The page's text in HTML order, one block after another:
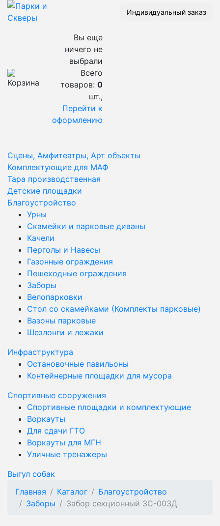
Индивидуальный заказ
Вы еще
ничего не
выбрали
Всего
товаров: 0
шт.,
Перейти к
оформлению
Сцены, Амфитеатры, Арт объекты
Комплектующие для МАФ
Тара производственная
Детские площадки
Благоустройство
Урны
Скамейки и парковые диваны
Качели
Перголы и Навесы
Газонные ограждения
Пешеходные ограждения
Заборы
Велопарковки
Стол со скамейками (Комплекты парковые)
Вазоны парковые
Шезлонги и лежаки
Инфраструктура
Остановочные павильоны
Контейнерные площадки для мусора
Спортивные сооружения
Спортивные площадки и комплектующие
Воркауты
Для сдачи ГТО
Воркауты для МГН
Уличные тренажеры
Выгул собак
Главная
Каталог
Благоустройство
Заборы
Забор секционный ЗС-003Д